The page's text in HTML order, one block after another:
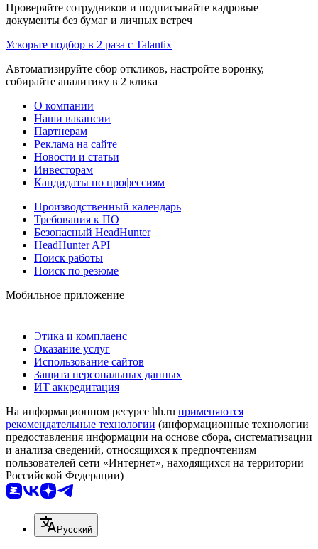
Проверяйте сотрудников и подписывайте кадровые
документы без бумаг и личных встреч
Ускорьте подбор в 2 раза с Talantix
Автоматизируйте сбор откликов, настройте воронку,
собирайте аналитику в 2 клика
О компании
Наши вакансии
Партнерам
Реклама на сайте
Новости и статьи
Инвесторам
Кандидаты по профессиям
Производственный календарь
Требования к ПО
Безопасный HeadHunter
HeadHunter API
Поиск работы
Поиск по резюме
Мобильное приложение
Этика и комплаенс
Оказание услуг
Использование сайтов
Защита персональных данных
ИТ аккредитация
На информационном ресурсе hh.ru применяются
рекомендательные технологии (информационные технологии
предоставления информации на основе сбора, систематизации
и анализа сведений, относящихся к предпочтениям
пользователей сети «Интернет», находящихся на территории
Российской Федерации)
Русский